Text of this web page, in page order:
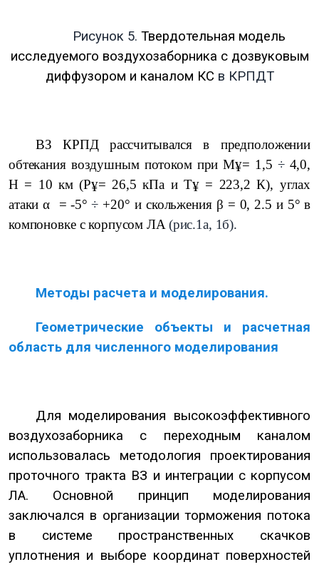
Рисунок 5.Твердотельная модель
исследуемого воздухозаборника с дозвуковым
диффузором и каналом КС в КРПДТ
ВЗ КРПД рассчитывался в предположении
обтекания воздушным потоком при М¥= 1,5 ÷4,0,
Н = 10 км (Р¥= 26,5 кПа и Т¥= 223,2 К), углах
атаки α = -5° ÷ +20° и скольжения β = 0, 2.5 и 5° в
компоновке с корпусом ЛА(рис.1а, 1б).
Методы расчета и моделирования.
Геометрические объекты и расчетная
область для численного моделирования
Для моделирования высокоэффективного
воздухозаборника с переходным каналом
использовалась методология проектирования
проточного тракта ВЗ и интеграции с корпусом
ЛА. Основной принцип моделирования
заключался в организации торможения потока
в системе пространственных скачков
уплотнения и выборе координат поверхностей